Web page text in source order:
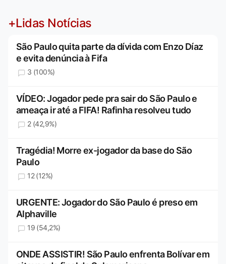
+Lidas Notícias
São Paulo quita parte da dívida com Enzo Díaz
e evita denúncia à Fifa
3 (100%)
VÍDEO: Jogador pede pra sair do São Paulo e
ameaça ir até a FIFA! Rafinha resolveu tudo
2 (42,9%)
Tragédia! Morre ex-jogador da base do São
Paulo
12 (12%)
URGENTE: Jogador do São Paulo é preso em
Alphaville
19 (54,2%)
ONDE ASSISTIR! São Paulo enfrenta Bolívar em